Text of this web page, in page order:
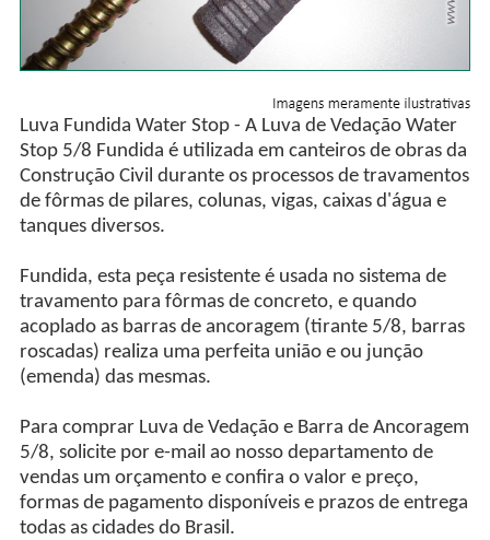
Luva Fundida Water Stop - A Luva de Vedação Water
Stop 5/8 Fundida é utilizada em canteiros de obras da
Construção Civil durante os processos de travamentos
de fôrmas de pilares, colunas, vigas, caixas d'água e
tanques diversos.
Fundida, esta peça resistente é usada no sistema de
travamento para fôrmas de concreto, e quando
acoplado as barras de ancoragem (tirante 5/8, barras
roscadas) realiza uma perfeita união e ou junção
(emenda) das mesmas.
Para comprar Luva de Vedação e Barra de Ancoragem
5/8, solicite por e-mail ao nosso departamento de
vendas um orçamento e confira o valor e preço,
formas de pagamento disponíveis e prazos de entrega
todas as cidades do Brasil.